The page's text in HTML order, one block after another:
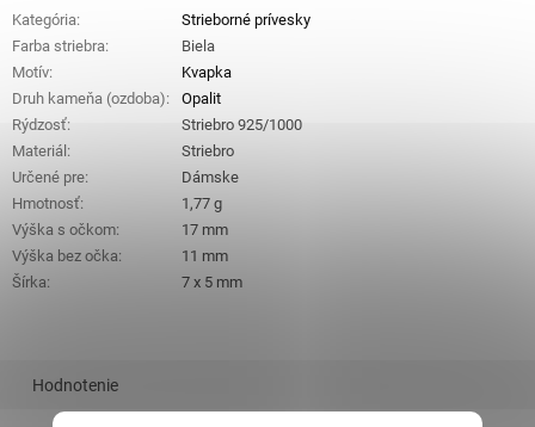
Kategória:
Strieborné prívesky
Farba striebra:
Biela
Motív:
Kvapka
Druh kameňa (ozdoba):
Opalit
Rýdzosť:
Striebro 925/1000
Materiál :
Striebro
Určené pre:
Dámske
Hmotnosť:
1,77 g
Výška s očkom:
17 mm
Výška bez očka:
11 mm
Šírka: 7 x 5 mm
Hodnotenie